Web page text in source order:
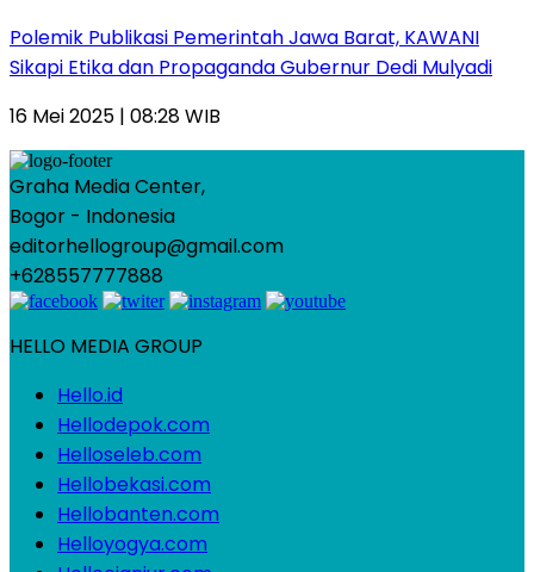
Polemik Publikasi Pemerintah Jawa Barat, KAWANI
Sikapi Etika dan Propaganda Gubernur Dedi Mulyadi
16 Mei 2025 | 08:28 WIB
Graha Media Center,
Bogor - Indonesia
editorhellogroup@gmail.com
+628557777888
HELLO MEDIA GROUP
Hello.id
Hellodepok.com
Helloseleb.com
Hellobekasi.com
Hellobanten.com
Helloyogya.com